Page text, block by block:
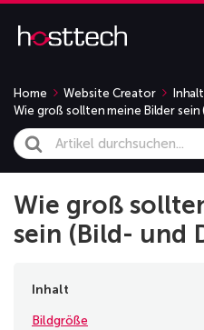
Home Website Creator
Inhalt
Wie groß sollten meine Bilder
Search
For
Wie groß
sein (Bild- und
Inhalt
Bildgröße